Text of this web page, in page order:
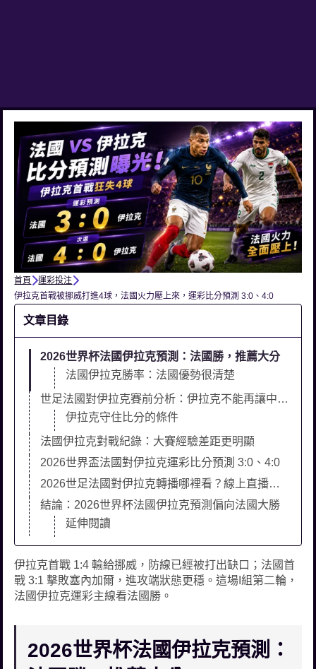
首頁
運彩投注
伊拉克首戰被挪威打進4球，法國火力壓上來，運彩比分預測 3:0、4:0
文章目錄
2026世界杯法國伊拉克預測：法國勝，推薦大分
法國伊拉克勝率：法國優勢很清楚
世足法國對伊拉克賽前分析：伊拉克不能再讓中路被打穿
伊拉克守住比分的條件
法國伊拉克對戰紀錄：大賽經驗差距更明顯
2026世界盃法國對伊拉克運彩比分預測 3:0、4:0
2026世足法國對伊拉克轉播哪裡看？線上直播平台推薦
結論：2026世界杯法國伊拉克預測偏向法國大勝
延伸閱讀
伊拉克首戰 1:4 輸給挪威，防線已經被打出缺口；法國首
戰 3:1 擊敗塞內加爾，進攻端狀態更穩。這場I組第二輪，
法國伊拉克運彩主線看法國勝。
2026世界杯法國伊拉克預測：